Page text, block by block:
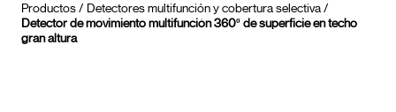
Productos/ Detectores multifunción y cobertura selectiva/
Detector de movimiento multifunción 360º de superficie en techo
gran altura